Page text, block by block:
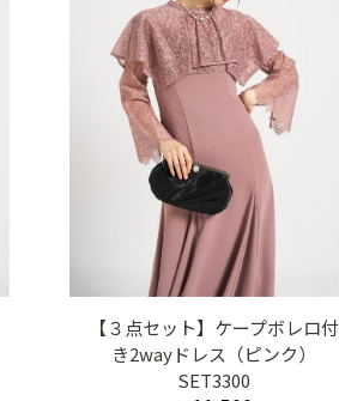
【３点セット】ケープボレロ付
き2wayドレス（ピンク）
SET3300